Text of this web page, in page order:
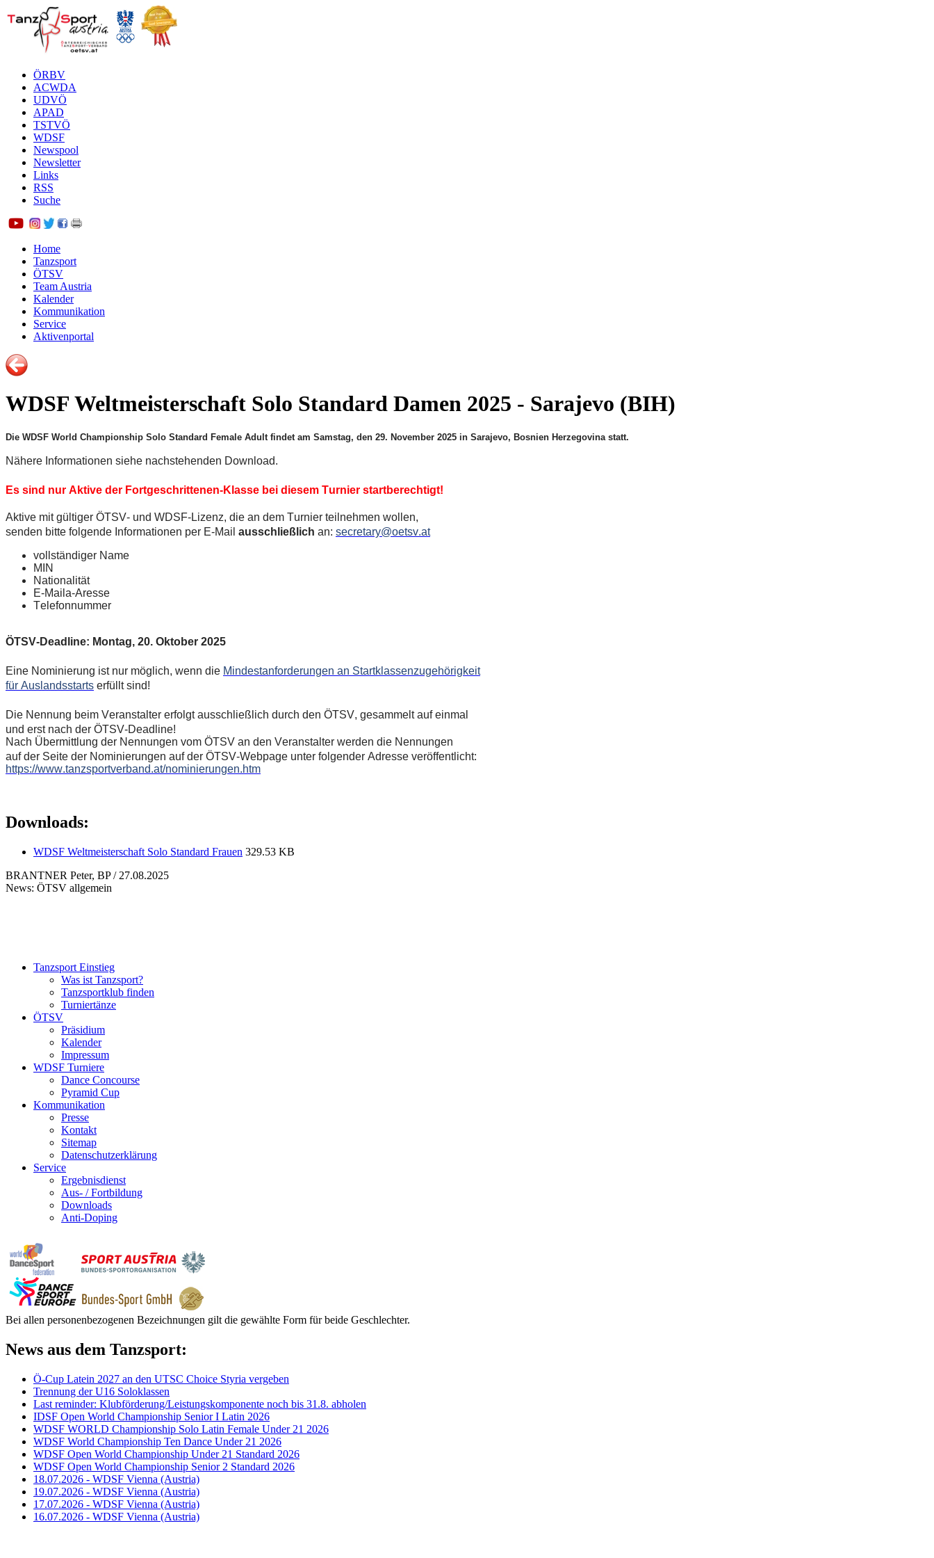
ÖRBV
ACWDA
UDVÖ
APAD
TSTVÖ
WDSF
Newspool
Newsletter
Links
RSS
Suche
Home
Tanzsport
ÖTSV
Team Austria
Kalender
Kommunikation
Service
Aktivenportal
WDSF Weltmeisterschaft Solo Standard Damen 2025 - Sarajevo (BIH)
Die WDSF World Championship Solo Standard Female Adult findet am Samstag, den 29. November 2025 in Sarajevo, Bosnien Herzegovina statt.
Nähere Informationen siehe nachstehenden Download.
Es sind nur Aktive der Fortgeschrittenen-Klasse bei diesem Turnier startberechtigt!
Aktive mit gültiger ÖTSV- und WDSF-Lizenz, die an dem Turnier teilnehmen wollen,
senden bitte folgende Informationen per E-Mail ausschließlich an: secretary@oetsv.at
vollständiger Name
MIN
Nationalität
E-Maila-Aresse
Telefonnummer
ÖTSV-Deadline: Montag, 20. Oktober 2025
Eine Nominierung ist nur möglich, wenn die Mindestanforderungen an Startklassenzugehörigkeit
für Auslandsstarts erfüllt sind!
Die Nennung beim Veranstalter erfolgt ausschließlich durch den ÖTSV, gesammelt auf einmal
und erst nach der ÖTSV-Deadline!
Nach Übermittlung der Nennungen vom ÖTSV an den Veranstalter werden die Nennungen
auf der Seite der Nominierungen auf der ÖTSV-Webpage unter folgender Adresse veröffentlicht:
https://www.tanzsportverband.at/nominierungen.htm
Downloads:
WDSF Weltmeisterschaft Solo Standard Frauen 329.53 KB
BRANTNER Peter, BP / 27.08.2025
News: ÖTSV allgemein
Tanzsport Einstieg
Was ist Tanzsport?
Tanzsportklub finden
Turniertänze
ÖTSV
Präsidium
Kalender
Impressum
WDSF Turniere
Dance Concourse
Pyramid Cup
Kommunikation
Presse
Kontakt
Sitemap
Datenschutzerklärung
Service
Ergebnisdienst
Aus- / Fortbildung
Downloads
Anti-Doping
Bei allen personenbezogenen Bezeichnungen gilt die gewählte Form für beide Geschlechter.
News aus dem Tanzsport:
Ö-Cup Latein 2027 an den UTSC Choice Styria vergeben
Trennung der U16 Soloklassen
Last reminder: Klubförderung/Leistungskomponente noch bis 31.8. abholen
IDSF Open World Championship Senior I Latin 2026
WDSF WORLD Championship Solo Latin Female Under 21 2026
WDSF World Championship Ten Dance Under 21 2026
WDSF Open World Championship Under 21 Standard 2026
WDSF Open World Championship Senior 2 Standard 2026
18.07.2026 - WDSF Vienna (Austria)
19.07.2026 - WDSF Vienna (Austria)
17.07.2026 - WDSF Vienna (Austria)
16.07.2026 - WDSF Vienna (Austria)